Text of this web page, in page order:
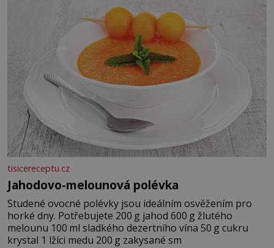
tisicereceptu.cz
Jahodovo-melounová polévka
Studené ovocné polévky jsou ideálním osvěžením pro
horké dny. Potřebujete 200 g jahod 600 g žlutého
melounu 100 ml sladkého dezertního vína 50 g cukru
krystal 1 lžíci medu 200 g zakysané sm